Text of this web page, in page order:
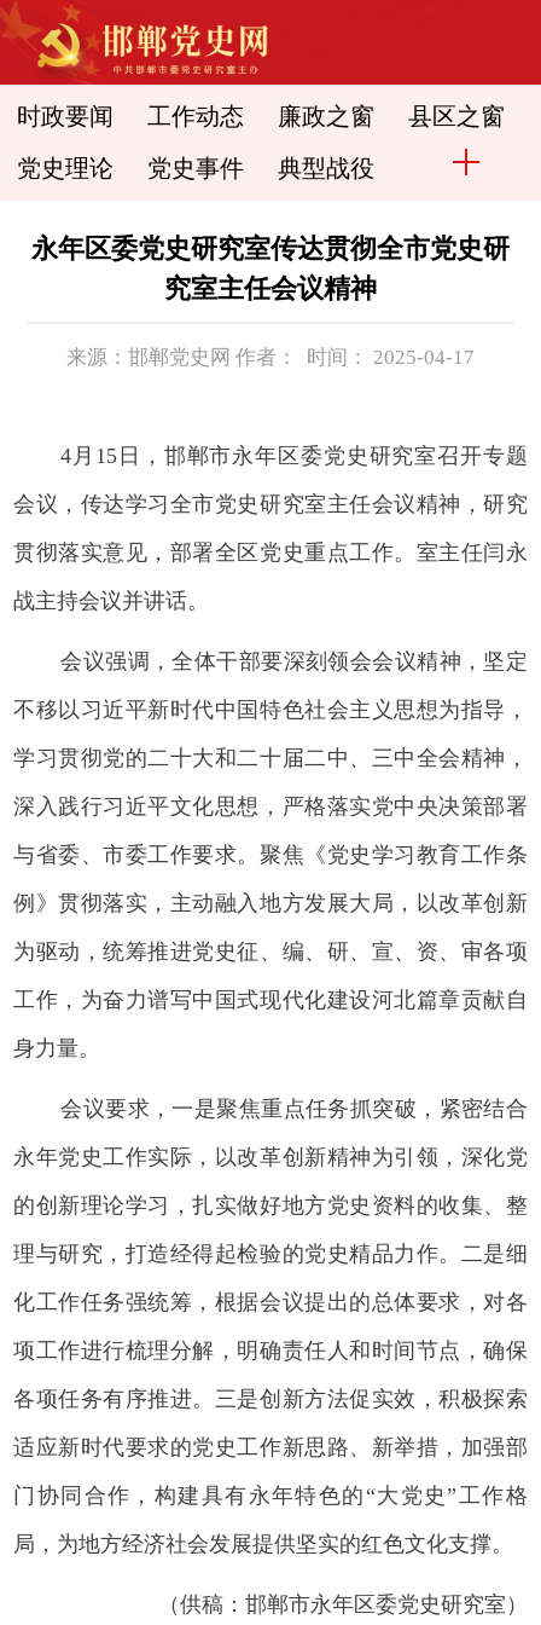
时政要闻 工作动态 廉政之窗 县区之窗
党史理论 党史事件 典型战役
永年区委党史研究室传达贯彻全市党史研
究室主任会议精神
来源：邯郸党史网 作者： 时间： 2025-04-17
4月15日，邯郸市永年区委党史研究室召开专题
会议，传达学习全市党史研究室主任会议精神，研究
贯彻落实意见，部署全区党史重点工作。室主任闫永
战主持会议并讲话。
会议强调，全体干部要深刻领会会议精神，坚定
不移以习近平新时代中国特色社会主义思想为指导，
学习贯彻党的二十大和二十届二中、三中全会精神，
深入践行习近平文化思想，严格落实党中央决策部署
与省委、市委工作要求。聚焦《党史学习教育工作条
例》贯彻落实，主动融入地方发展大局，以改革创新
为驱动，统筹推进党史征、编、研、宣、资、审各项
工作，为奋力谱写中国式现代化建设河北篇章贡献自
身力量。
会议要求，一是聚焦重点任务抓突破，紧密结合
永年党史工作实际，以改革创新精神为引领，深化党
的创新理论学习，扎实做好地方党史资料的收集、整
理与研究，打造经得起检验的党史精品力作。二是细
化工作任务强统筹，根据会议提出的总体要求，对各
项工作进行梳理分解，明确责任人和时间节点，确保
各项任务有序推进。三是创新方法促实效，积极探索
适应新时代要求的党史工作新思路、新举措，加强部
门协同合作，构建具有永年特色的“大党史”工作格
局，为地方经济社会发展提供坚实的红色文化支撑。
（供稿：邯郸市永年区委党史研究室）